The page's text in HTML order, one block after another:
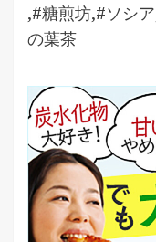
,#糖煎坊,#ソシ
の葉茶